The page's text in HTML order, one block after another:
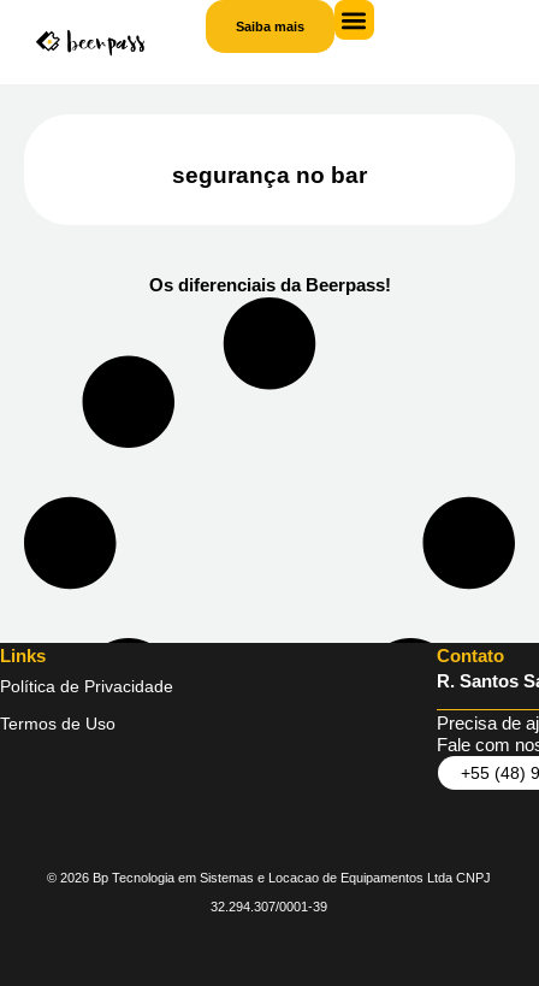
Saiba mais
segurança no bar
Os diferenciais da Beerpass!
Links
Política de Privacidade
Termos de Uso
Contato
R. Santos
Precisa de
Fale com
+55 (48)
© 2026 Bp Tecnologia em Sistemas e Locacao de Equipamentos Ltda CNPJ
32.294.307/0001-39